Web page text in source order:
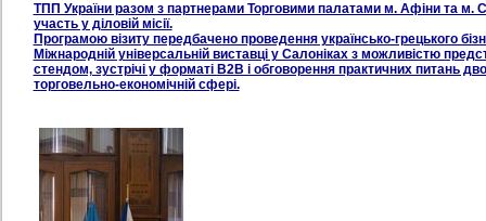
ТПП України разом з партнерами Торговими палатами м. Афіни та м.
участь у діловій місії.
Програмою візиту передбачено проведення українсько-грецького
Міжнародній універсальній виставці у Салоніках з можливістю
стендом, зустрічі у форматі В2В і обговорення практичних питань
торговельно-економічній сфері.